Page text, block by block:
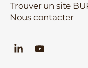
Trouver un site
Nous contacter